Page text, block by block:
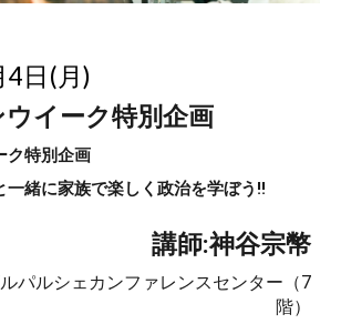
4日(月)
イーク特別企画
ク特別企画
一緒に家族で楽しく政治を学ぼう!!
講師:神谷宗幣
パルシェカンファレンスセンター（7
階）